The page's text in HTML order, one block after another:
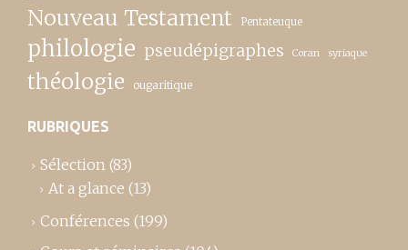
Nouveau Testament Pentateuque
philologie pseudépigraphes Coran syriaque
théologie ougaritique
RUBRIQUES
Sélection (83)
At a glance (13)
Conférences (199)